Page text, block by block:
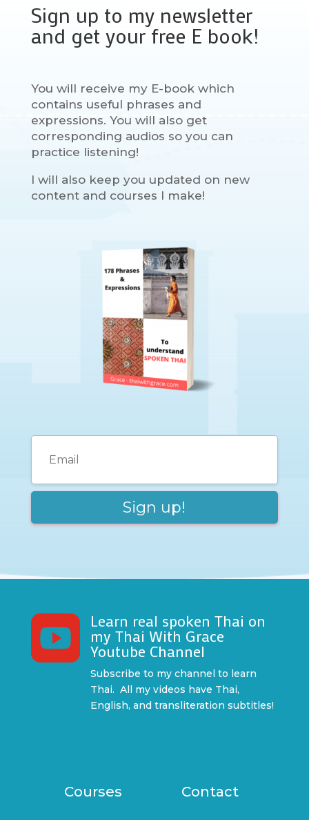
Sign up to my newsletter
and get your free E book!
You will receive my E-book which
contains useful phrases and
expressions. You will also get
corresponding audios so you can
practice listening!
I will also keep you updated on new
content and courses I make!
 Learn real spoken Thai on
my Thai With Grace
Youtube Channel
Subscribe to my channel to learn
Thai. All my videos have Thai,
English, and transliteration subtitles!
Courses Contact